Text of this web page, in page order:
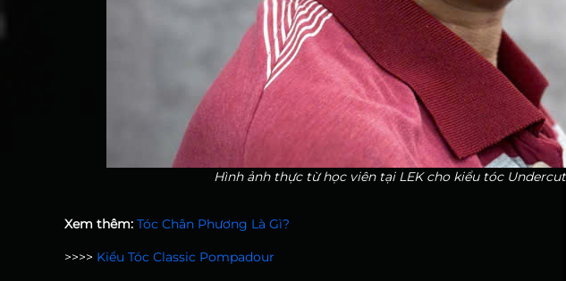
Hình ảnh thực từ học viên tại LEK cho kiểu tóc
Xem thêm: Tóc Chân Phương Là Gì?
>>>> Kiểu Tóc Classic Pompadour